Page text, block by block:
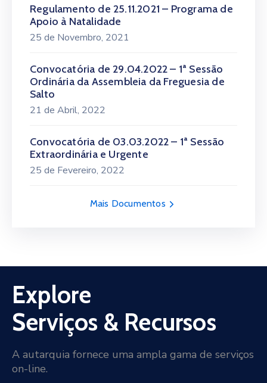
Regulamento de 25.11.2021 – Programa de
Apoio à Natalidade
25 de Novembro, 2021
Convocatória de 29.04.2022 – 1ª Sessão
Ordinária da Assembleia da Freguesia de
Salto
21 de Abril, 2022
Convocatória de 03.03.2022 – 1ª Sessão
Extraordinária e Urgente
25 de Fevereiro, 2022
Mais Documentos
Explore
Serviços & Recursos
A autarquia fornece uma ampla gama de serviços
on-line.